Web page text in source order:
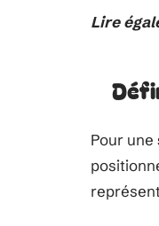
Lire
Pour une